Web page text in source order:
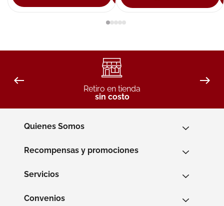
Retiro en tienda
sin costo
Quienes Somos
Recompensas y promociones
Servicios
Convenios